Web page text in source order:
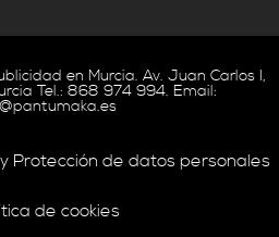
en Murcia. Av. Juan Carlos I,
Tel.: 868 974 994. Email:
Protección de datos personales
de cookies